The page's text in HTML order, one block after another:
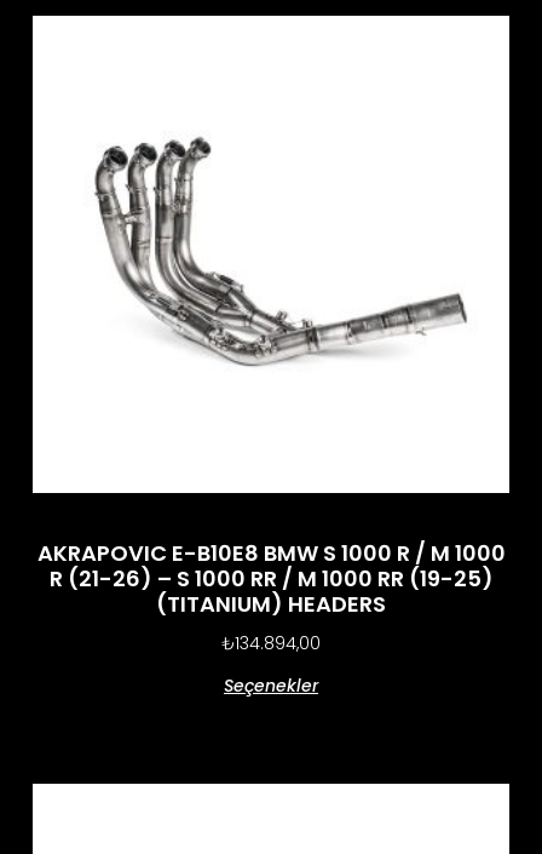
AKRAPOVIC E-B10E8 BMW S 1000 R / M 1000
R (21-26) – S 1000 RR / M 1000 RR (19-25)
(TITANIUM) HEADERS
₺134.894,00
Seçenekler